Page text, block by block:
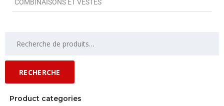
COMBINAISONS ET VESTES
RECHERCHE
Product categories